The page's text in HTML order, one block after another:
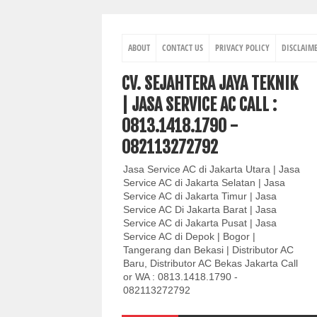
ABOUT CONTACT US PRIVACY POLICY
CV. SEJAHTERA JAYA TEKNIK
| JASA SERVICE AC CALL :
0813.1418.1790 -
082113272792
Jasa Service AC di Jakarta Utara | Jasa
Service AC di Jakarta Selatan | Jasa
Service AC di Jakarta Timur | Jasa
Service AC Di Jakarta Barat | Jasa
Service AC di Jakarta Pusat | Jasa
Service AC di Depok | Bogor |
Tangerang dan Bekasi | Distributor AC
Baru, Distributor AC Bekas Jakarta Call
or WA : 0813.1418.1790 -
082113272792